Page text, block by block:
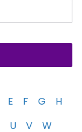
E F G
H
U V
W